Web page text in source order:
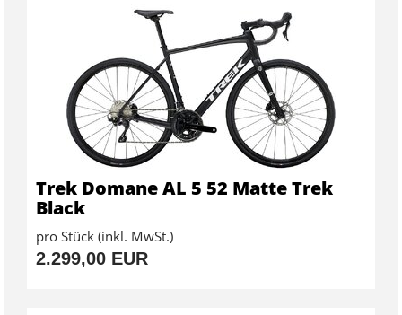
Trek Domane AL 5 52 Matte Trek
Black
pro Stück (inkl. MwSt.)
2.299,00 EUR